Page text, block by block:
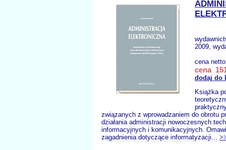
2009,
cena
cena
dodaj do
Książka
związanych z wprowadzaniem do obrotu
działania administracji nowoczesnych
informacyjnych i komunikacyjnych.
zagadnienia dotyczące informatyzacji...